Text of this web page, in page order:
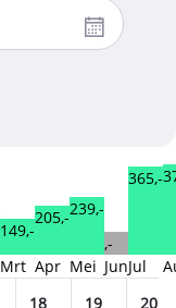
149,-
Mrt
205,-
Apr
239,-
Mei
,-
Jun
365,-
Jul
18
19
20